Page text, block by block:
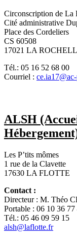
Circonscription de La
Cité administrative
Place des Cordeliers
CS 60508
17021 LA
Tél.: 05 16 52 68 00
Courriel :
ALSH
Les P’tits mômes
1 rue de la Clavette
17630 LA FLOTTE
Contact :
Directeur : M. Théo
Portable : 06 10 36 77
Tél.: 05 46 09 59 15
alsh@laflotte.fr